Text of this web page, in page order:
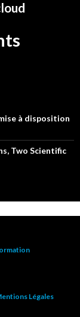
à disposition
Two Scientific
Légales